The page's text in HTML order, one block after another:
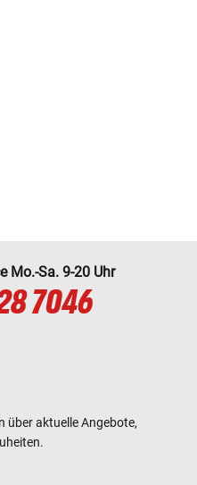
Mo.-Sa. 9-20 Uhr
7046
über aktuelle Angebote,